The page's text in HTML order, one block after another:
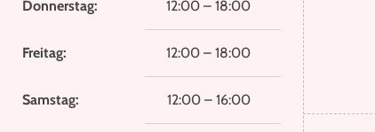
Donnerstag: 12:00 – 18:00
Freitag: 12:00 – 18:00
Samstag: 12:00 – 16:00